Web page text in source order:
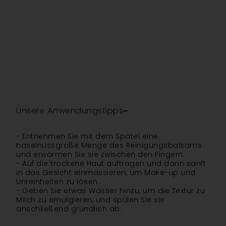
Unsere Anwendungstipps
- Entnehmen Sie mit dem Spatel eine
haselnussgroße Menge des Reinigungsbalsams
und erwärmen Sie sie zwischen den Fingern.
- Auf die trockene Haut auftragen und dann sanft
in das Gesicht einmassieren, um Make-up und
Unreinheiten zu lösen.
- Geben Sie etwas Wasser hinzu, um die Textur zu
Milch zu emulgieren, und spülen Sie sie
anschließend gründlich ab.